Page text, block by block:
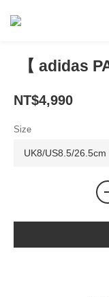
【 adidas
NT$4,990
Size